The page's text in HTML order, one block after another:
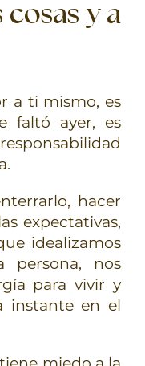
cosas y a
a ti mismo, es
faltó ayer, es
hacer
expectativas,
idealizamos
persona, nos
para vivir y
instante en el